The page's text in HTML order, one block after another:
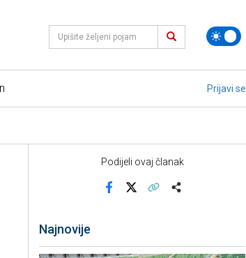
Prijavi se
Podijeli ovaj članak
Najnovije